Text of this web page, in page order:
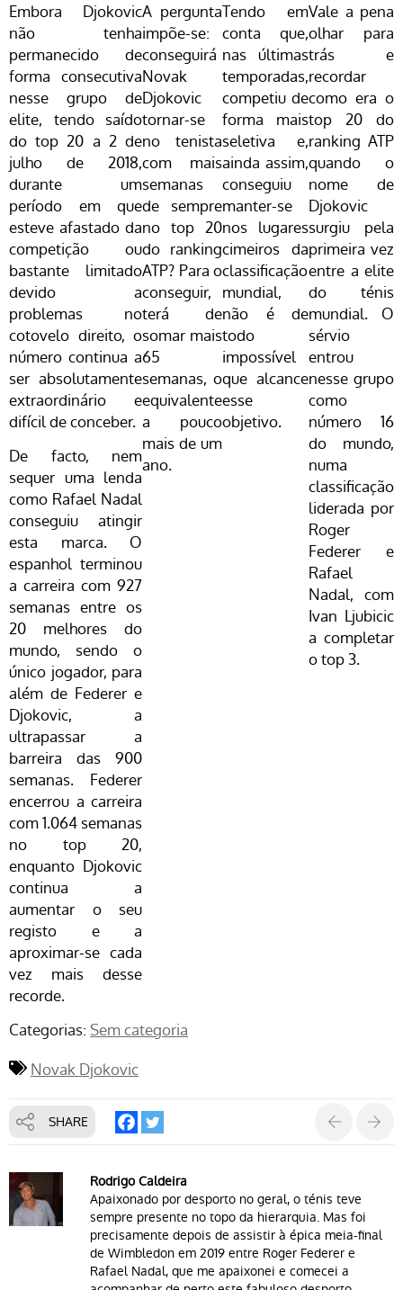
Embora Djokovic
não tenha
permanecido de
forma consecutiva
nesse grupo de
elite, tendo saído
do top 20 a 2 de
julho de 2018,
durante um
período em que
esteve afastado da
competição ou
bastante limitado
devido a
problemas no
cotovelo direito, o
número continua a
ser absolutamente
extraordinário e
difícil de conceber.
De facto, nem
sequer uma lenda
como Rafael Nadal
conseguiu atingir
esta marca. O
espanhol terminou
a carreira com 927
semanas entre os
20 melhores do
mundo, sendo o
único jogador, para
além de Federer e
Djokovic, a
ultrapassar a
barreira das 900
semanas. Federer
encerrou a carreira
com 1.064 semanas
no top 20,
enquanto Djokovic
continua a
aumentar o seu
registo e a
aproximar-se cada
vez mais desse
recorde.
A pergunta
impõe-se:
conseguirá
Novak
Djokovic
tornar-se
no tenista
com mais
semanas
de sempre
no top 20
do ranking
ATP? Para o
conseguir,
terá de
somar mais
65
semanas, o
equivalente
a pouco
mais de um
ano.
Tendo em
conta que,
nas últimas
temporadas,
competiu de
forma mais
seletiva e,
ainda assim,
conseguiu
manter-se
nos lugares
cimeiros da
classificação
mundial,
não é de
todo
impossível
que alcance
esse
objetivo.
Vale a pena
olhar para
trás e
recordar
como era o
top 20 do
ranking ATP
quando o
nome de
Djokovic
surgiu pela
primeira vez
entre a elite
do ténis
mundial. O
sérvio
entrou
nesse grupo
como
número 16
do mundo,
numa
classificação
liderada por
Roger
Federer e
Rafael
Nadal, com
Ivan Ljubicic
a completar
o top 3.
Categorias: Sem categoria
Novak Djokovic
SHARE
Rodrigo Caldeira
Apaixonado por desporto no geral, o ténis teve
sempre presente no topo da hierarquia. Mas foi
precisamente depois de assistir à épica meia-final
de Wimbledon em 2019 entre Roger Federer e
Rafael Nadal, que me apaixonei e comecei a